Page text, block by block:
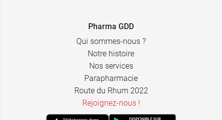
Pharma GDD
Qui sommes-nous ?
Notre histoire
Nos services
Parapharmacie
Route du Rhum 2022
Rejoignez-nous !